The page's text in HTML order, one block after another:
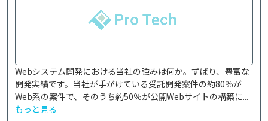
Webシステム開発における当社の強みは何か。ずばり、豊富な
開発実績です。当社が手がけている受託開発案件の約80％が
Web系の案件で、そのうち約50％が公開Webサイトの構築に...
もっと見る